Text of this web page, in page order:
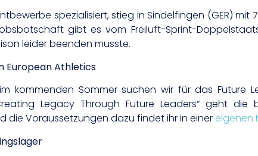
spezialisiert, stieg in Sindelfingen (GER) mit
gibt es vom Freiluft-Sprint-
leider beenden musste.
European Athletics
kommenden Sommer suchen wir für das Future
Legacy Through Future Leaders“ geht die
die Voraussetzungen dazu findet ihr in einer eigenen